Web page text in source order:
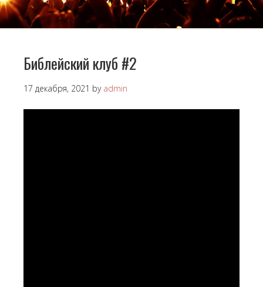
Библейский клуб #2
17 декабря, 2021 by admin